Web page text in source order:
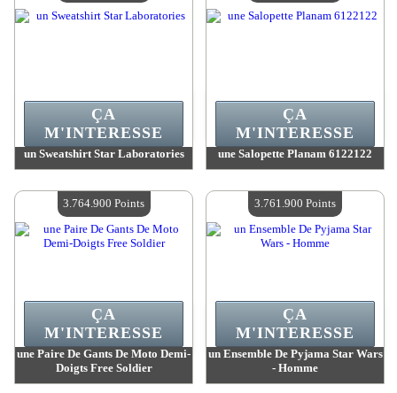
un Sweatshirt Star Laboratories
Quantité Disponible :4
ÇA
M'INTERESSE
une Salopette Planam 6122122
Quantité Disponible :4
ÇA
M'INTERESSE
une Paire De Gants De Moto Demi-
Doigts Free Soldier
ÇA
M'INTERESSE
3.764.900 Points
un Ensemble De Pyjama Star Wars
- Homme
ÇA
M'INTERESSE
3.761.900 Points